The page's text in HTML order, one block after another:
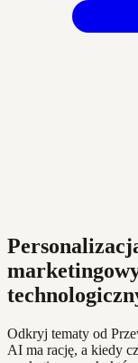
Odkryj tematy od
AI ma rację, a kiedy